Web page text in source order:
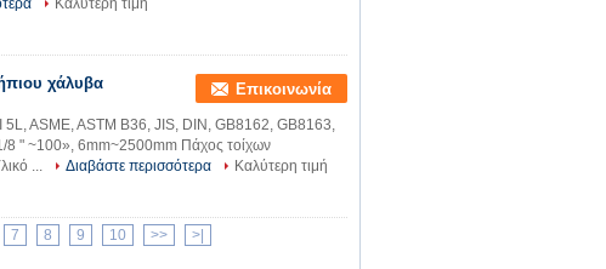
Καλύτερη τιμή
χάλυβα Επικοινωνία
ASME, ASTM B36, JIS, DIN, GB8162, GB8163,
" ~100», 6mm~2500mm Πάχος τοίχων
...
Διαβάστε περισσότερα
Καλύτερη τιμή
7 8 9 10 >> >|